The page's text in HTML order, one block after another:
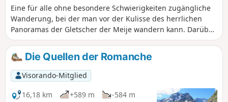
Eine für alle ohne besondere Schwierigkeiten zugängliche
Wanderung, bei der man vor der Kulisse des herrlichen
Panoramas der Gletscher der Meije wandern kann. Darüber
hinaus ermöglichen die bemerkenswerte Lage der Route
und ihre relativ geringe Höhe, diese Rundwanderung
bereits nach der Schneeschmelze zu unternehmen.
Anmerkung des Moderators vom 26.07.2021: Achtung! Ein
Teil dieser Route ist möglicherweise nicht mehr begehbar.
Siehe Bewertungen für eine alternative Route
Die Quellen der Romanche
Visorando-Mitglied
16,18 km
+589 m
-584 m